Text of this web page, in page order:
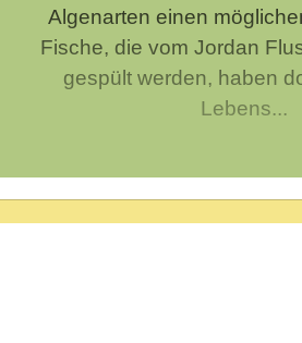
Algenarten einen
Fische, die vom Jordan
gespült werden, haben
Lebens...